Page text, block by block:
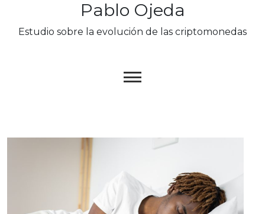
content
Pablo Ojeda
Estudio sobre la evolución de las criptomonedas